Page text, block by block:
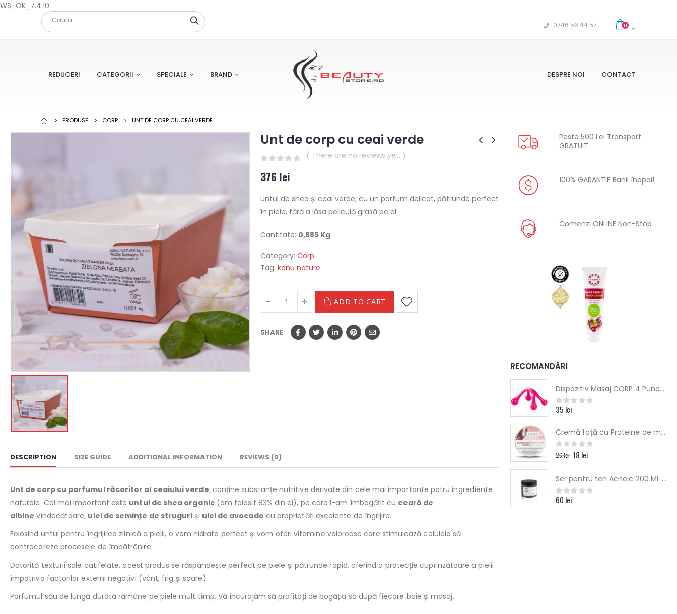
WS_OK_7.4.10
0746.56.44.57 0
REDUCERI CATEGORII SPECIALE BRAND DESPRE NOI CONTACT
PRODUSE CORP UNT DE CORP CU CEAI VERDE
Unt de corp cu ceai verde
( There are no reviews yet. )
376 lei
Untul de shea și ceai verde, cu un parfum delicat, pătrunde perfect
în piele, fără a lăsa peliculă grasă pe el.
Cantitate: 0,885 Kg
Category: Corp
Tag: kanu nature
ADD TO CART
SHARE
DESCRIPTION SIZE GUIDE ADDITIONAL INFORMATION REVIEWS (0)
Unt de corp cu parfumul răcoritor al ceaiului verde, conține substanțe nutritive derivate din cele mai importante patru ingrediente
naturale. Cel mai important este untul de shea organic(am folosit 83% din el), pe care l-am îmbogățit cu ceară de
albine vindecătoare, ulei de semințe de struguri și ulei de avocado cu proprietăți excelente de îngrijire.
Folosind untul pentru îngrijirea zilnică a pielii, o vom hidrata perfect și vom oferi vitamine valoroase care stimulează celulele să
contracareze procesele de îmbătrânire.
Datorită texturii sale catifelate, acest produs se răspândește perfect pe piele și pătrunde rapid, oferind o protecție cuprinzătoare a pielii
împotriva factorilor externi negativi (vânt, frig și soare).
Parfumul său de lungă durată rămâne pe piele mult timp. Vă încurajăm să profitați de bogăția sa după fiecare baie și masaj.
Peste 500 Lei Transport
GRATUIT
100% GARANTIE Banii înapoi!
Comenzi ONLINE Non-Stop
RECOMANDĂRI
Dispozitiv Masaj CORP 4 Puncte - jacknobber
0out of 5
35 lei
Cremă față cu Proteine de mătase
0out of 5
26lei 18 lei
Ser pentru ten Acneic 200 ML Yamuna
0out of 5
60 lei